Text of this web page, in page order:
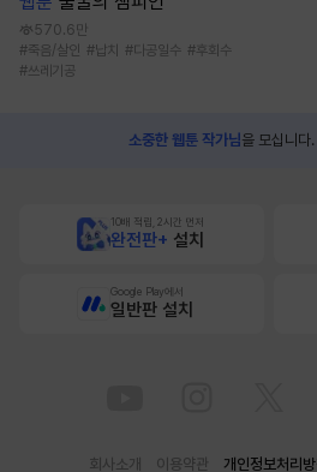
570.6만
#죽음/살인 #납치 #다공일수 #후회수
#쓰레기공
소중한 웹툰 작가님을 모십니다.
10배 적립, 2시간 먼저
완전판+ 설치
Google Play에서
일반판 설치
회사소개 이용약관 개인정보처리